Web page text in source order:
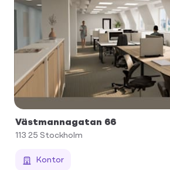
Västmannagatan 66
113 25 Stockholm
Kontor